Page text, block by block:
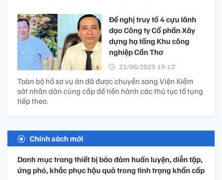
Đề nghị truy tố 4 cựu lãnh
đạo Công ty Cổ phần Xây
dựng hạ tầng Khu công
nghiệp Cần Thơ
22/08/2025 19:13’
Toàn bộ hồ sơ vụ án đã được chuyển sang Viện Kiểm
sát nhân dân cùng cấp để tiến hành các thủ tục tố tụng
tiếp theo.
Chính sách mới
Danh mục trang thiết bị bảo đảm huấn luyện, diễn tập,
ứng phó, khắc phục hậu quả trong tình trạng khẩn cấp